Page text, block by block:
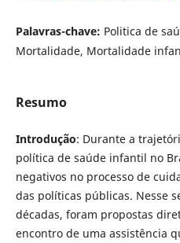
Palavras-chave: Politica de
Mortalidade, Mortalidade
Resumo
Introdução: Durante a
política de saúde infantil no
negativos no processo de
das políticas públicas. Nesse
décadas, foram propostas
encontro de uma assistência